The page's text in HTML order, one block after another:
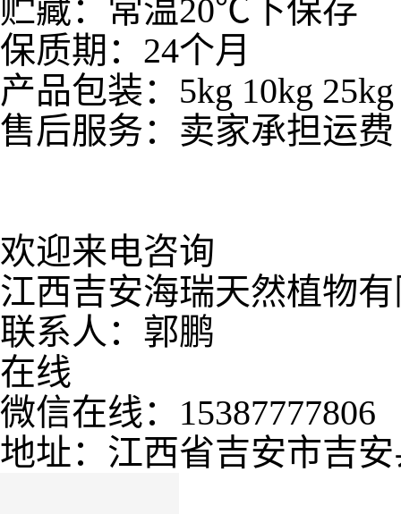
贮藏：常温20℃下保存
保质期：24个月
产品包装：5kg 10kg
售后服务：卖家承担运
欢迎来电咨询
江西吉安海瑞天然植物
联系人：郭鹏
在线
微信在线：15387777806
地址：江西省吉安市吉